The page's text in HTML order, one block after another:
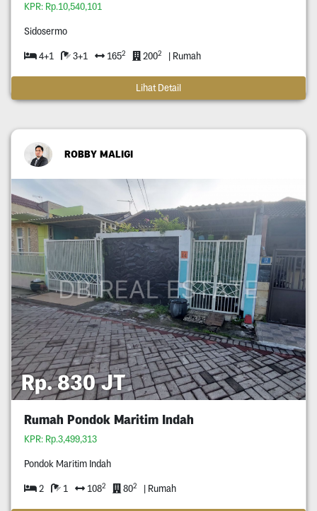
KPR: Rp.10,540,101
Sidosermo
4+1 3+1 1652 2002 | Rumah
Lihat Detail
ROBBY MALIGI
Rp. 830 JT
Rumah Pondok Maritim Indah
KPR: Rp.3,499,313
Pondok Maritim Indah
2 1 1082 802 | Rumah